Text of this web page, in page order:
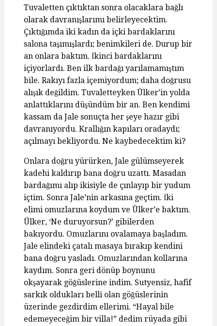
Tuvaletten çıktıktan sonra olacaklara bağlı
olarak davranışlarımı belirleyecektim.
Çıktığımda iki kadın da içki bardaklarını
salona taşımışlardı; benimkileri de. Durup bir
an onlara baktım. İkinci bardaklarını
içiyorlardı. Ben ilk bardağı yarılamamıştım
bile. Rakıyı fazla içemiyordum; daha doğrusu
alışık değildim. Tuvaletteyken Ülker’in yolda
anlattıklarını düşündüm bir an. Ben kendimi
kassam da Jale sonuçta her şeye hazır gibi
davranıyordu. Krallığın kapıları oradaydı;
açılmayı bekliyordu. Ne kaybedecektim ki?
Onlara doğru yürürken, Jale gülümseyerek
kadehi kaldırıp bana doğru uzattı. Masadan
bardağımı alıp ikisiyle de çınlayıp bir yudum
içtim. Sonra Jale’nin arkasına geçtim. İki
elimi omuzlarına koydum ve Ülker’e baktım.
Ülker, ‘Ne duruyorsun?’ gibilerden
bakıyordu. Omuzlarını ovalamaya başladım.
Jale elindeki çatalı masaya bırakıp kendini
bana doğru yasladı. Omuzlarından kollarına
kaydım. Sonra geri dönüp boynunu
okşayarak göğüslerine indim. Sutyensiz, hafif
sarkık oldukları belli olan göğüslerinin
üzerinde gezdirdim ellerimi. “Hayal bile
edemeyeceğim bir villa!” dedim rüyada gibi